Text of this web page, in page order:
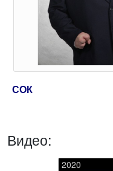
СОК
Видео:
2020